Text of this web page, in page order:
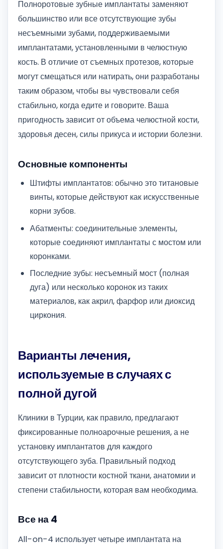
Полноротовые зубные имплантаты заменяют
большинство или все отсутствующие зубы
несъемными зубами, поддерживаемыми
имплантатами, установленными в челюстную
кость. В отличие от съемных протезов, которые
могут смещаться или натирать, они разработаны
таким образом, чтобы вы чувствовали себя
стабильно, когда едите и говорите. Ваша
пригодность зависит от объема челюстной кости,
здоровья десен, силы прикуса и истории болезни.
Основные компоненты
Штифты имплантатов: обычно это титановые
винты, которые действуют как искусственные
корни зубов.
Абатменты: соединительные элементы,
которые соединяют имплантаты с мостом или
коронками.
Последние зубы: несъемный мост (полная
дуга) или несколько коронок из таких
материалов, как акрил, фарфор или диоксид
циркония.
Варианты лечения,
используемые в случаях с
полной дугой
Клиники в Турции, как правило, предлагают
фиксированные полноарочные решения, а не
установку имплантатов для каждого
отсутствующего зуба. Правильный подход
зависит от плотности костной ткани, анатомии и
степени стабильности, которая вам необходима.
Все на 4
All-on-4 использует четыре имплантата на